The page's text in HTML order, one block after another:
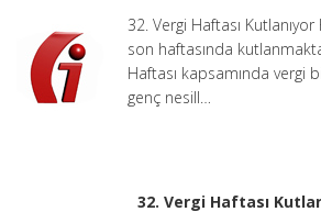
32. Vergi Haftası Kutlanıyor
son haftasında
Haftası kapsamında vergi
genç nesill…
32. Vergi Haftası